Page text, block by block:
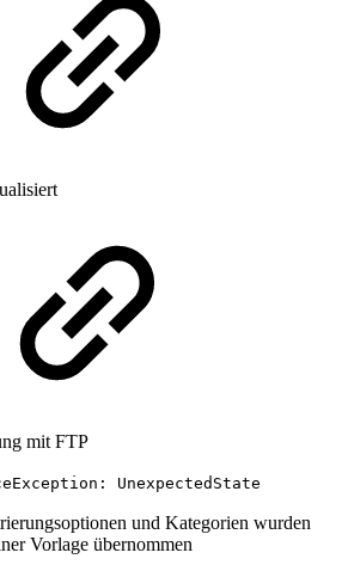
mit FTP
UnexpectedState
und Kategorien wurden
Vorlage übernommen